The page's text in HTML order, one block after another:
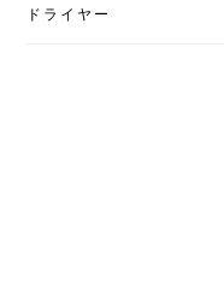
ドライヤー